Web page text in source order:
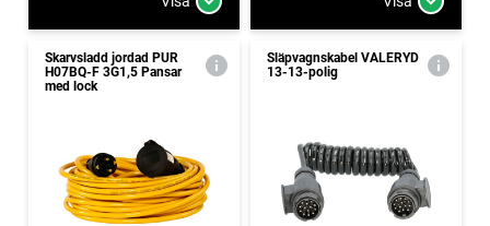
Skarvsladd jordad PUR
H07BQ-F 3G1,5 Pansar
med lock
Släpvagnskabel VALERYD
13-13-polig